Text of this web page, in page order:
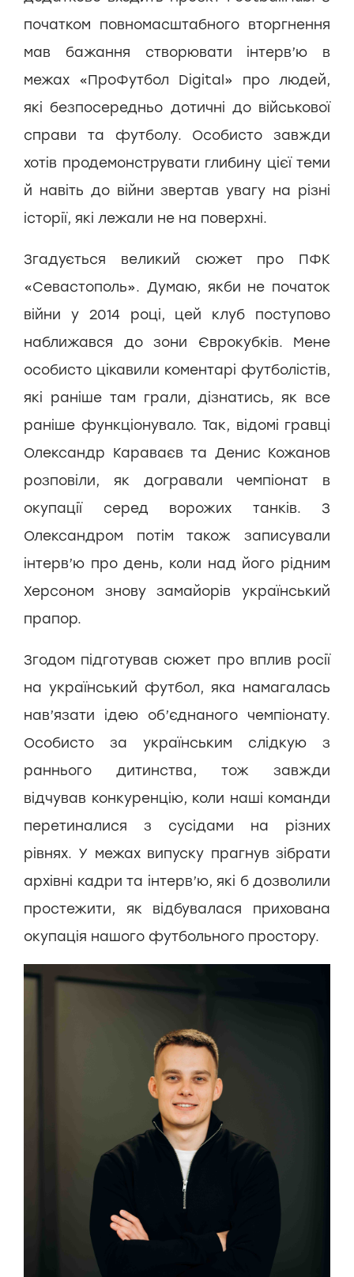
початком повномасштабного вторгнення
мав бажання створювати інтерв’ю в
межах «ПроФутбол Digital» про людей,
які безпосередньо дотичні до військової
справи та футболу. Особисто завжди
хотів продемонструвати глибину цієї теми
й навіть до війни звертав увагу на різні
історії, які лежали не на поверхні.
Згадується великий сюжет про ПФК
«Севастополь». Думаю, якби не початок
війни у 2014 році, цей клуб поступово
наближався до зони Єврокубків. Мене
особисто цікавили коментарі футболістів,
які раніше там грали, дізнатись, як все
раніше функціонувало. Так, відомі гравці
Олександр Караваєв та Денис Кожанов
розповіли, як догравали чемпіонат в
окупації серед ворожих танків. З
Олександром потім також записували
інтерв’ю про день, коли над його рідним
Херсоном знову замайорів український
прапор.
Згодом підготував сюжет про вплив росії
на український футбол, яка намагалась
нав’язати ідею об’єднаного чемпіонату.
Особисто за українським слідкую з
раннього дитинства, тож завжди
відчував конкуренцію, коли наші команди
перетиналися з сусідами на різних
рівнях. У межах випуску прагнув зібрати
архівні кадри та інтерв’ю, які б дозволили
простежити, як відбувалася прихована
окупація нашого футбольного простору.